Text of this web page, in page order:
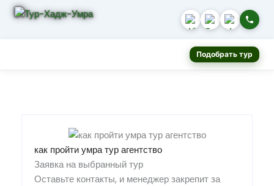
Подобрать тур
как пройти умра тур агентство
Заявка на выбранный тур
Оставьте контакты, и менеджер закрепит за